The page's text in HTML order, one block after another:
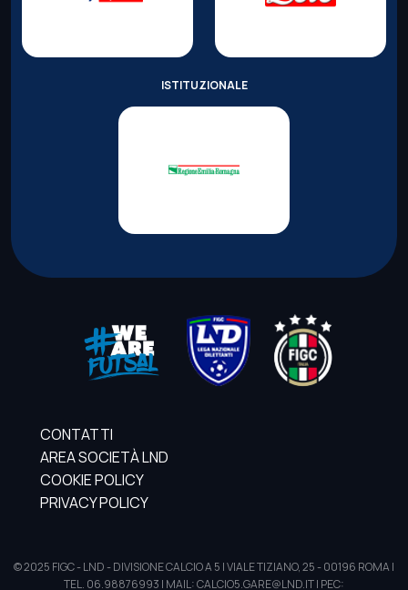
ISTITUZIONALE
CONTATTI
AREA SOCIETÀ LND
COOKIE POLICY
PRIVACY POLICY
© 2025 FIGC - LND - DIVISIONE CALCIO A 5 | VIALE TIZIANO, 25 - 00196 ROMA |
TEL. 06.98876993 | MAIL: CALCIO5.GARE@LND.IT | PEC: